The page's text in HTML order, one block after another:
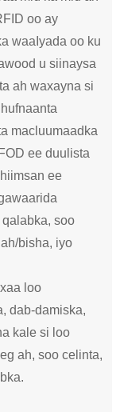
oo ay
waa Iyada oo ku
u siinaysa
ah waxayna si
macluumaadka
ee duulista
ee
soo
bisha, iyo
loo
dab-damiska,
kale si loo
ah, soo celinta,